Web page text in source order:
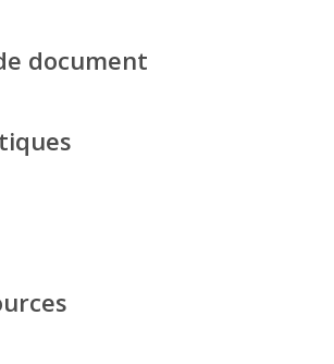
document